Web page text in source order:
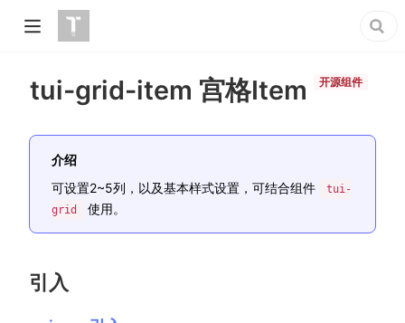
tui-grid-item 宫格Item 开源组件
介绍
可设置2~5列，以及基本样式设置，可结合组件
tui-
grid
使用。
引入